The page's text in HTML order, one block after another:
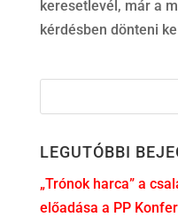
keresetlevél, már a
kérdésben dönteni
LEGUTÓBBI
„Trónok harca” a
előadása a PP